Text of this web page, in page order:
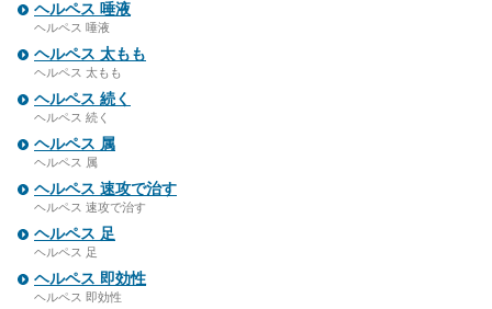
ヘルペス 唾液
ヘルペス 唾液
ヘルペス 太もも
ヘルペス 太もも
ヘルペス 続く
ヘルペス 続く
ヘルペス 属
ヘルペス 属
ヘルペス 速攻で治す
ヘルペス 速攻で治す
ヘルペス 足
ヘルペス 足
ヘルペス 即効性
ヘルペス 即効性